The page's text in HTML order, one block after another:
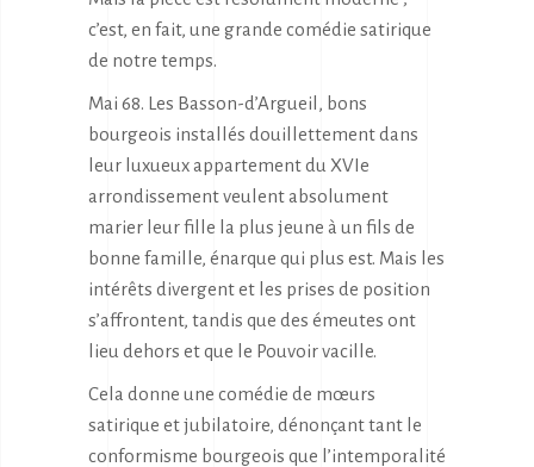
c’est, en fait, une grande comédie satirique
de notre temps.
Mai 68. Les Basson-d’Argueil, bons
bourgeois installés douillettement dans
leur luxueux appartement du XVIe
arrondissement veulent absolument
marier leur fille la plus jeune à un fils de
bonne famille, énarque qui plus est. Mais les
intérêts divergent et les prises de position
s’affrontent, tandis que des émeutes ont
lieu dehors et que le Pouvoir vacille.
Cela donne une comédie de mœurs
satirique et jubilatoire, dénonçant tant le
conformisme bourgeois que l’intemporalité